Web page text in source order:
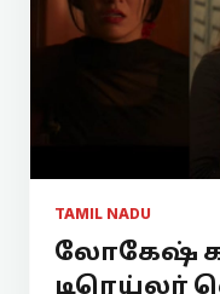
TAMIL NADU
லோகேஷ்
டிரெய்லர்